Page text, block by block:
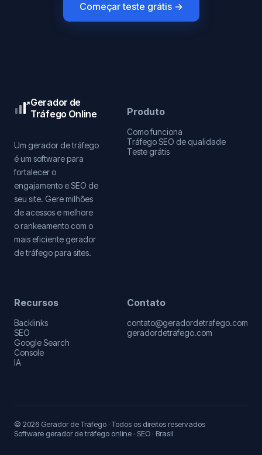
Começar teste grátis →
Gerador de
Tráfego Online
Um gerador de tráfego
é um software para
fortalecer o
engajamento e SEO de
seu site. Gere milhões
de acessos e melhore
o rankeamento com o
mais eficiente gerador
de tráfego para sites.
Produto
Como funciona
Tráfego SEO de qualidade
Teste grátis
Recursos
Backlinks
SEO
Google Search
Console
IA
Contato
contato@geradordetrafego.com
geradordetrafego.com
© 2026 Gerador de Tráfego · Todos os direitos reservados
Software gerador de tráfego online · SEO · Brasil